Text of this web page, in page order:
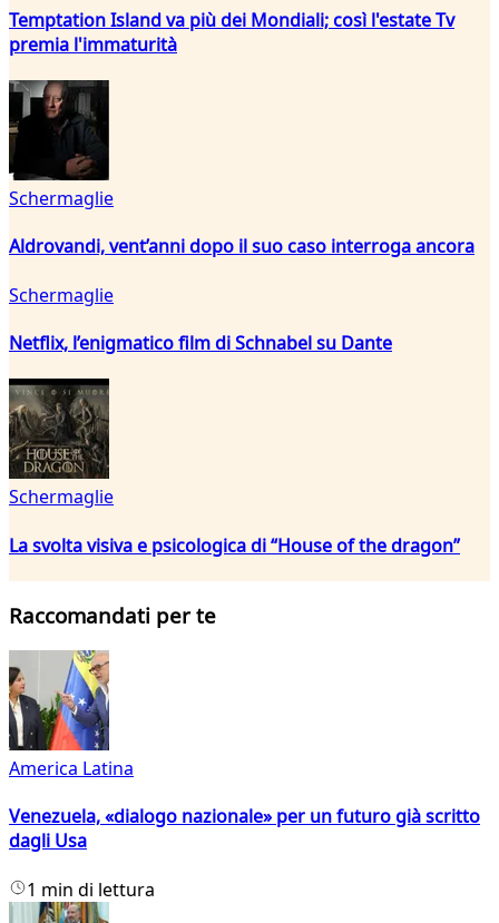
Temptation Island va più dei Mondiali; così l'estate Tv
premia l'immaturità
Schermaglie
Aldrovandi, vent’anni dopo il suo caso interroga ancora
Schermaglie
Netflix, l’enigmatico film di Schnabel su Dante
Schermaglie
La svolta visiva e psicologica di “House of the dragon”
Raccomandati per te
America Latina
Venezuela, «dialogo nazionale» per un futuro già scritto
dagli Usa
1 min di lettura